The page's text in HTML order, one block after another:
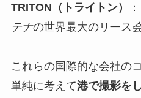
TRITON（トライトン） ：
テナの世界最大のリース
これらの国際的な会社の
単純に考えて港で撮影を